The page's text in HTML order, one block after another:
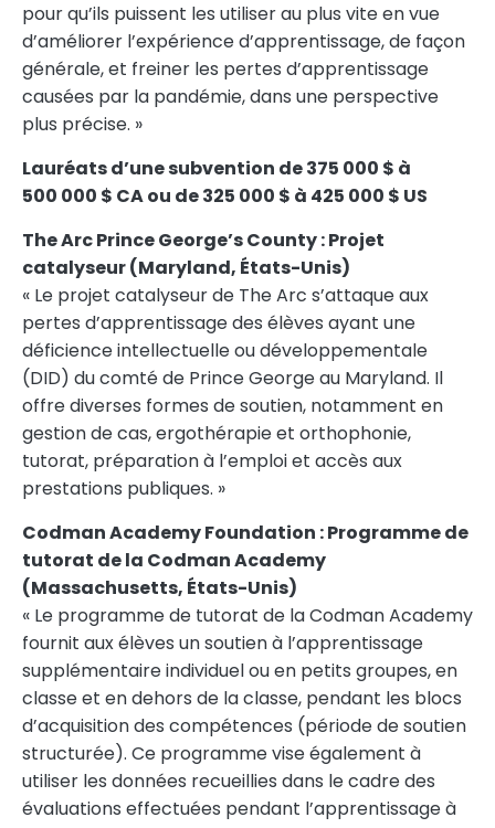
pour qu’ils puissent les utiliser au plus vite en vue
d’améliorer l’expérience d’apprentissage, de façon
générale, et freiner les pertes d’apprentissage
causées par la pandémie, dans une perspective
plus précise. »
Lauréats d’une subvention de 375 000 $ à
500 000 $ CA ou de 325 000 $ à 425 000 $ US
The Arc Prince George’s County : Projet
catalyseur (Maryland, États-Unis)
« Le projet catalyseur de The Arc s’attaque aux
pertes d’apprentissage des élèves ayant une
déficience intellectuelle ou développementale
(DID) du comté de Prince George au Maryland. Il
offre diverses formes de soutien, notamment en
gestion de cas, ergothérapie et orthophonie,
tutorat, préparation à l’emploi et accès aux
prestations publiques. »
Codman Academy Foundation : Programme de
tutorat de la Codman Academy
(Massachusetts, États-Unis)
« Le programme de tutorat de la Codman Academy
fournit aux élèves un soutien à l’apprentissage
supplémentaire individuel ou en petits groupes, en
classe et en dehors de la classe, pendant les blocs
d’acquisition des compétences (période de soutien
structurée). Ce programme vise également à
utiliser les données recueillies dans le cadre des
évaluations effectuées pendant l’apprentissage à